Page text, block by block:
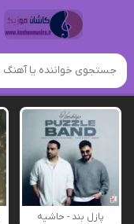
پازل بند - حاشیه